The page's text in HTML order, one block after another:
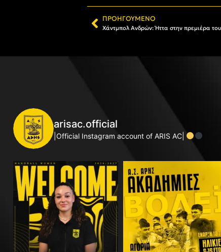
ΠΡΟΗΓΟΎΜΕΝΟ
Χάντμπολ Ανδρών: Ήττα στην πρεμιέρα
arisac.official
|Official Instagram account of ARIS AC|